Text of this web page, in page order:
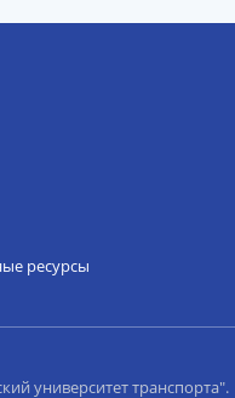
ресурсы
университет транспорта".